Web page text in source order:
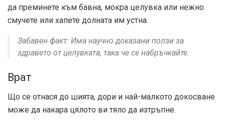
да преминете към бавна, мокра целувка или нежно
смучете или хапете долната им устна.
Забавен факт: Има научно доказани ползи за
здравето от целувката, така че се набръчкайте.
Врат
Що се отнася до шията, дори и най-малкото докосване
може да накара цялото ви тяло да изтръпне.